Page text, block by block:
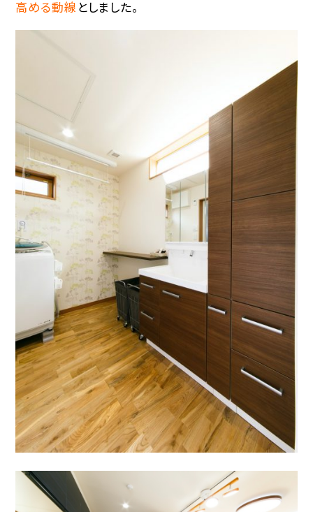
高める動線 としました。